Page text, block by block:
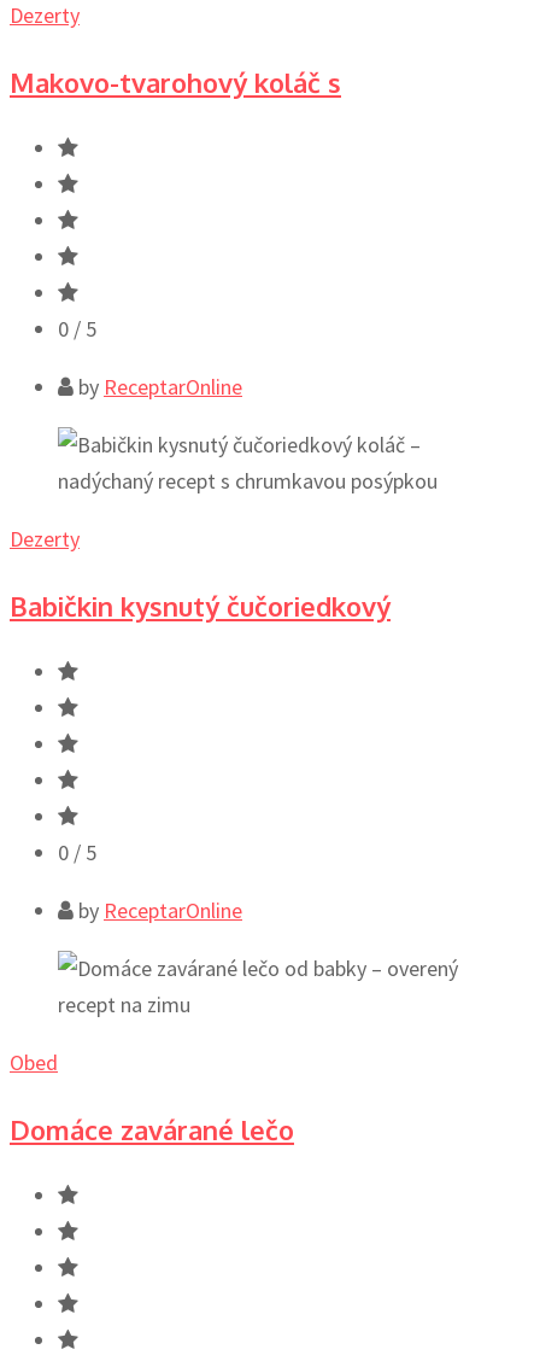
Dezerty
Makovo-tvarohový koláč s
0 / 5
by ReceptarOnline
Dezerty
Babičkin kysnutý čučoriedkový
0 / 5
by ReceptarOnline
Obed
Domáce zavárané lečo